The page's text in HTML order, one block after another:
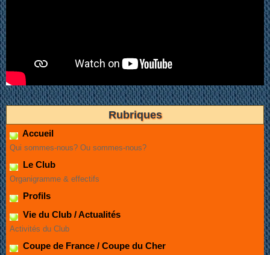
Rubriques
Accueil
Qui sommes-nous? Ou sommes-nous?
Le Club
Organigramme & effectifs
Profils
Vie du Club / Actualités
Activités du Club
Coupe de France / Coupe du Cher